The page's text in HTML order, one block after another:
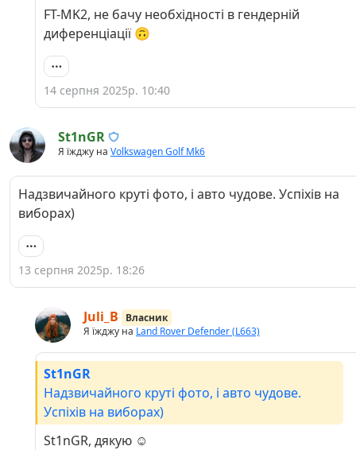
FT-MK2, не бачу необхідності в гендерній
диференціації 🙃
14 серпня 2025р. 10:40
St1nGR
Я їжджу на Volkswagen Golf Mk6
Надзвичайного круті фото, і авто чудове. Успіхів на
виборах)
13 серпня 2025р. 18:26
Juli_B
Власник
Я їжджу на Land Rover Defender (L663)
St1nGR
Надзвичайного круті фото, і авто чудове.
Успіхів на виборах)
St1nGR, дякую ☺️